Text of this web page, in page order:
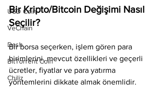
USD Coin
VeChain
Dash
BitTorrent Coin
Chiliz
Bir Kripto/Bitcoin Değişimi Nasıl
Seçilir?
Bir borsa seçerken, işlem gören para
birimlerini, mevcut özellikleri ve geçerli
ücretler, fiyatlar ve para yatırma
yöntemlerini dikkate almak önemlidir.